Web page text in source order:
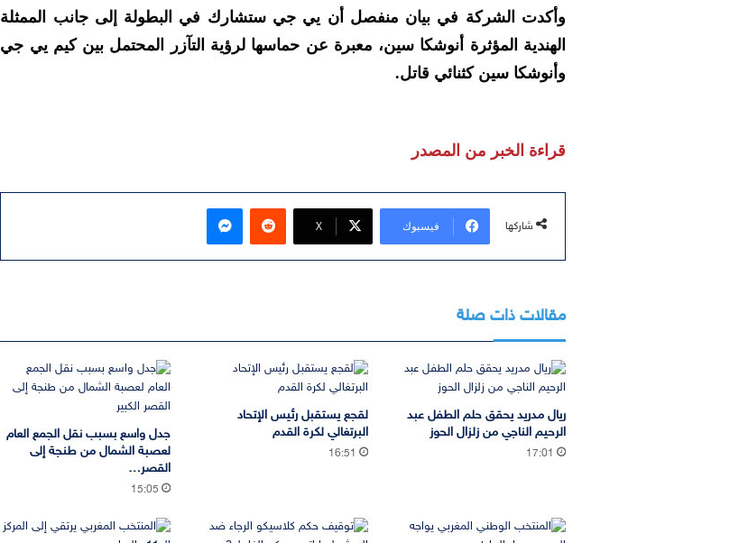
وأكدت الشركة في بيان منفصل أن يي جي ستشارك في البطولة إلى جانب الممثلة
الهندية المؤثرة أنوشكا سين، معبرة عن حماسها لرؤية التآزر المحتمل بين كيم يي جي
وأنوشكا سين كثنائي قاتل.
قراءة الخبر من المصدر
شاركها فيسبوك ‫X
ماسنجر
مقالات ذات صلة
ريال مدريد يحقق حلم الطفل عبد
الرحيم الناجي من زلزال الحوز
17:01
لقجع يستقبل رئيس الإتحاد
البرتغالي لكرة القدم
16:51
جدل واسع بسبب نقل الجمع العام
لعصبة الشمال من طنجة إلى
القصر…
15:05